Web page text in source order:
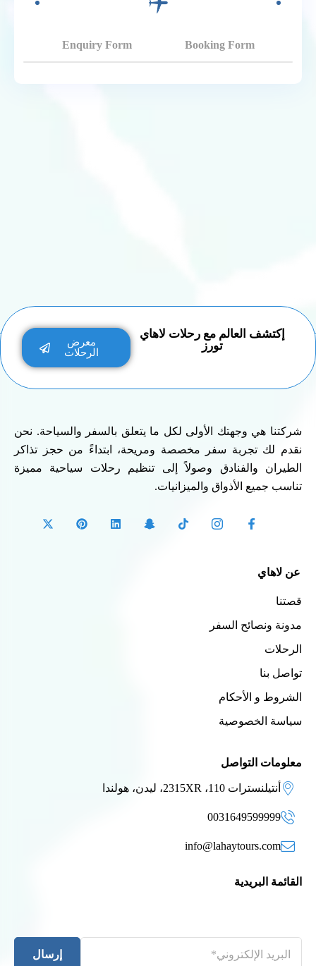
Booking Form
Enquiry Form
إكتشف العالم مع رحلات لاهاي
تورز
معرض
الرحلات
شركتنا هي وجهتك الأولى لكل ما يتعلق بالسفر والسياحة. نحن
نقدم لك تجربة سفر مخصصة ومريحة، ابتداءً من حجز تذاكر
الطيران والفنادق وصولاً إلى تنظيم رحلات سياحية مميزة
تناسب جميع الأذواق والميزانيات.
عن لاهاي
قصتنا
مدونة ونصائح السفر
الرحلات
تواصل بنا
الشروط و الأحكام
سياسة الخصوصية
معلومات التواصل
أنتيلنسترات 110، 2315XR، ليدن، هولندا
0031649599999
info@lahaytours.com
القائمة البريدية
إرسال